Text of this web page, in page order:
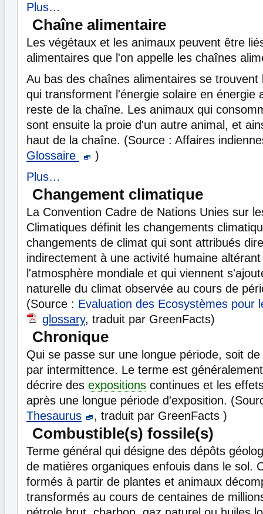
Plus…
Chaîne alimentaire
Les végétaux et les animaux peuvent être
alimentaires que l'on appelle les chaînes
Au bas des chaînes alimentaires se trouvent
qui transforment l'énergie solaire en énergie
reste de la chaîne. Les animaux qui
sont ensuite la proie d'un autre animal, et
haut de la chaîne. (Source : Affaires
Glossaire
)
Plus…
Changement climatique
La Convention Cadre de Nations Unies sur
Climatiques définit les changements
changements de climat qui sont attribués
indirectement à une activité humaine
l'atmosphère mondiale et qui viennent
naturelle du climat observée au cours de
(Source : Evaluation des Ecosystèmes pour
glossary, traduit par GreenFacts)
Chronique
Qui se passe sur une longue période, soit
par intermittence. Le terme est
décrire des expositions continues et les
après une longue période d'exposition.
Thesaurus
, traduit par GreenFacts )
Combustible(s) fossile(s)
Terme général qui désigne des dépôts
de matières organiques enfouis dans le sol.
formés à partir de plantes et animaux
transformés au cours de centaines de